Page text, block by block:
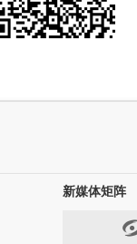
新媒体矩阵